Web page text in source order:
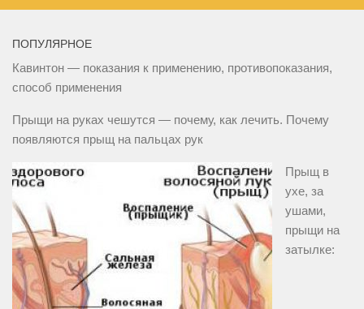
ПОПУЛЯРНОЕ
Кавинтон — показания к применению, противопоказания,
способ применения
Прыщи на руках чешутся — почему, как лечить. Почему
появляются прыщ на пальцах рук
Прыщ в
ухе, за
ушами,
прыщи на
затылке: